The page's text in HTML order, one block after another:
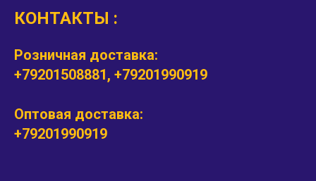
КОНТАКТЫ :
Розничная доставка:
+79201508881, +79201990919
Оптовая доставка:
+79201990919